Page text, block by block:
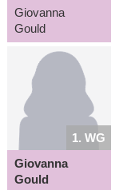
Giovanna
Gould
1. WG
Giovanna
Gould